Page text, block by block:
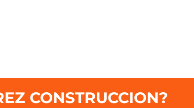
CONSTRUCCION?​